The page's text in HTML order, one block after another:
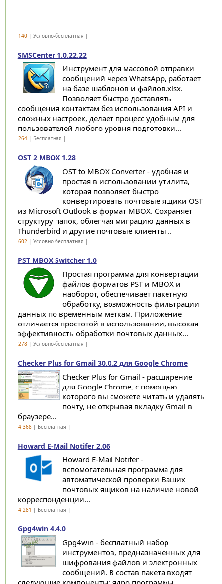
140| Условно-бесплатная |
SMSCenter 1.0.22.22
Инструмент для массовой отправки
сообщений через WhatsApp, работает
на базе шаблонов и файлов.xlsx.
Позволяет быстро доставлять
сообщения контактам без использования API и
сложных настроек, делает процесс удобным для
пользователей любого уровня подготовки...
264| Бесплатная |
OST 2 MBOX 1.28
OST to MBOX Converter - удобная и
простая в использовании утилита,
которая позволяет быстро
конвертировать почтовые ящики OST
из Microsoft Outlook в формат MBOX. Сохраняет
структуру папок, облегчая миграцию данных в
Thunderbird и другие почтовые клиенты...
602| Условно-бесплатная |
PST MBOX Switcher 1.0
Простая программа для конвертации
файлов форматов PST и MBOX и
наоборот, обеспечивает пакетную
обработку, возможность фильтрации
данных по временным меткам. Приложение
отличается простотой в использовании, высокая
эффективность обработки почтовых данных...
278| Условно-бесплатная |
Checker Plus for Gmail 30.0.2 для Google Chrome
Checker Plus for Gmail - расширение
для Google Chrome, с помощью
которого вы сможете читать и удалять
почту, не открывая вкладку Gmail в
браузере...
4 368| Бесплатная |
Howard E-Mail Notifer 2.06
Howard E-Mail Notifer -
вспомогательная программа для
автоматической проверки Ваших
почтовых ящиков на наличие новой
корреспонденции...
4 281 | Бесплатная |
Gpg4win 4.4.0
Gpg4win - бесплатный набор
инструментов, предназначенных для
шифрования файлов и электронных
сообщений. В состав пакета входят
следующие компоненты: ядро программы,